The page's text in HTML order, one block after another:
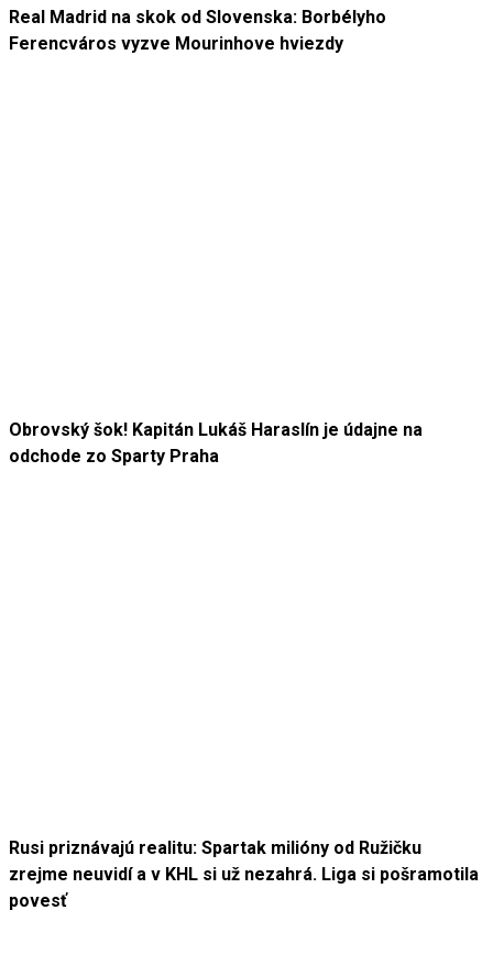
Real Madrid na skok od Slovenska: Borbélyho
Ferencváros vyzve Mourinhove hviezdy
Obrovský šok! Kapitán Lukáš Haraslín je údajne na
odchode zo Sparty Praha
Rusi priznávajú realitu: Spartak milióny od Ružičku
zrejme neuvidí a v KHL si už nezahrá. Liga si pošramotila
povesť